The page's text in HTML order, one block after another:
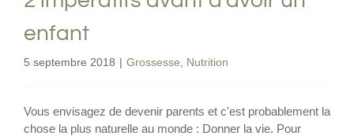
enfant
5 septembre 2018 | Grossesse Nutrition
Vous envisagez de devenir parents et c'est probablement la
chose la plus naturelle au monde : Donner la vie. Pour